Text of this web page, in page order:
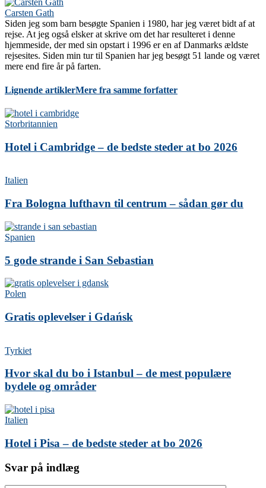
Carsten Gath
Siden jeg som barn besøgte Spanien i 1980, har jeg været bidt af at
rejse. At jeg også elsker at skrive om det har resulteret i denne
hjemmeside, der med sin opstart i 1996 er en af Danmarks ældste
rejsesites. Siden min tur til Spanien har jeg besøgt 51 lande og været
mere end fire år på farten.
Lignende artiklerMere fra samme forfatter
Storbritannien
Hotel i Cambridge – de bedste steder at bo 2026
Italien
Fra Bologna lufthavn til centrum – sådan gør du
Spanien
5 gode strande i San Sebastian
Polen
Gratis oplevelser i Gdańsk
Tyrkiet
Hvor skal du bo i Istanbul – de mest populære
bydele og områder
Italien
Hotel i Pisa – de bedste steder at bo 2026
Svar på indlæg